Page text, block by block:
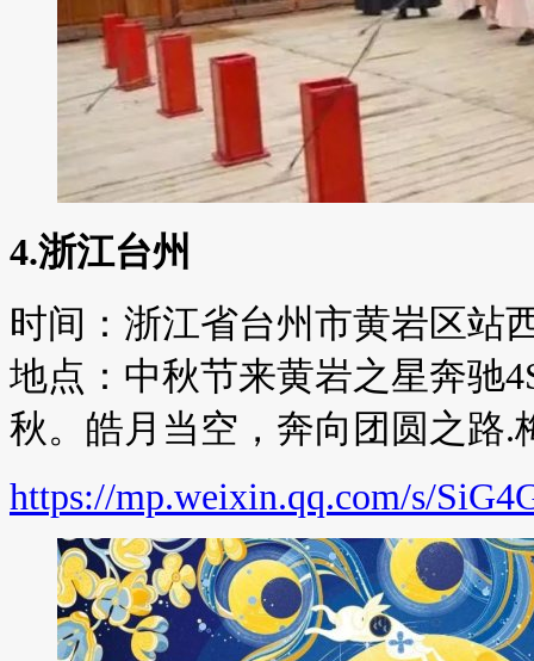
4.浙江台州
时间：浙江省台州市黄岩区站
地点：中秋节来黄岩之星奔驰
秋。皓月当空，奔向团圆之路
https://mp.weixin.qq.com/s/